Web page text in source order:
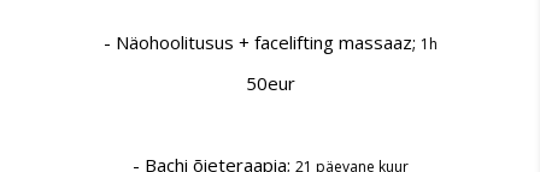
- Näohoolitusus + facelifting massaaz; 1h
50eur
- Bachi õieteraapia; 21 päevane kuur